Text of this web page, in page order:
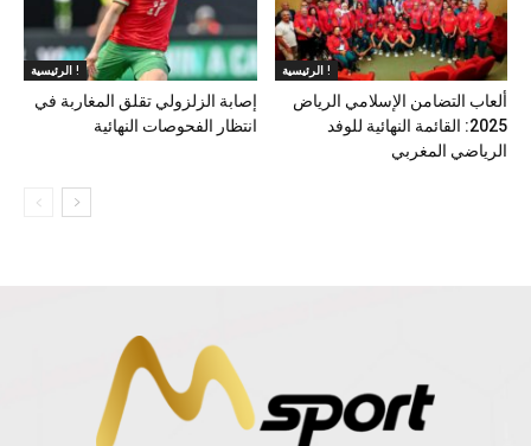
الرئيسية !
إصابة الزلزولي تقلق المغاربة في
انتظار الفحوصات النهائية
الرئيسية !
ألعاب التضامن الإسلامي الرياض
2025: القائمة النهائية للوفد
الرياضي المغربي